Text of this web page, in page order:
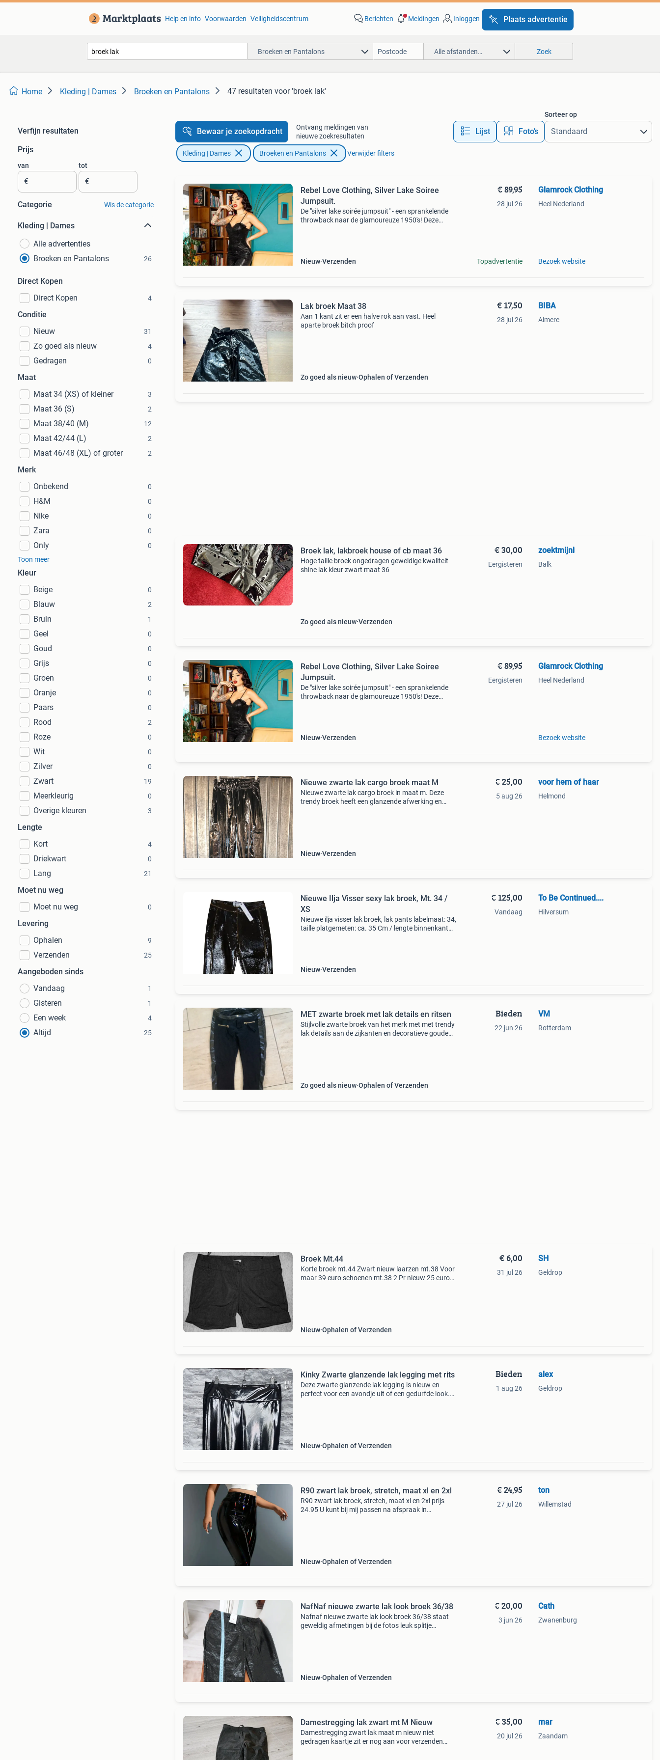
Help en info Voorwaarden Veiligheidscentrum Berichten Meldingen Inloggen Plaats advertentie
Broeken en Pantalons Alle afstanden… Zoek
Home Kleding | Dames Broeken en Pantalons 47 resultaten voor 'broek lak'
Verfijn resultaten
Prijs
van
€
tot
€
Categorie Wis de categorie
Kleding | Dames
Alle advertenties
Broeken en Pantalons
26
Direct Kopen
Direct Kopen
4
Conditie
Nieuw
31
Zo goed als nieuw 4
Gedragen 0
Maat
Maat 34 (XS) of kleiner
3
Maat 36 (S) 2
Maat 38/40 (M) 12
Maat 42/44 (L) 2
Maat 46/48 (XL) of groter 2
Merk
Onbekend
0
H&M 0
Nike 0
Zara 0
Only
0
Toon meer
Kleur
Beige
0
Blauw 2
Bruin 1
Geel 0
Goud 0
Grijs 0
Groen 0
Oranje 0
Paars 0
Rood 2
Roze 0
Wit 0
Zilver 0
Zwart 19
Meerkleurig 0
Overige kleuren 3
Lengte
Kort
4
Driekwart 0
Lang 21
Moet nu weg
Moet nu weg
0
Levering
Ophalen
9
Verzenden 25
Aangeboden sinds
Vandaag
1
Gisteren 1
Een week 4
Altijd 25
Bewaar je zoekopdracht
Ontvang meldingen van
nieuwe zoekresultaten
Lijst Foto’s
Sorteer op
Kleding | Dames Broeken en Pantalons Verwijder filters
Rebel Love Clothing, Silver Lake Soiree
Jumpsuit.
De "silver lake soirée jumpsuit" - een sprankelende
throwback naar de glamoureuze 1950's! Deze
Nieuw Verzenden
€ 89,95
28 jul 26
Topadvertentie
Glamrock Clothing
Heel Nederland
Bezoek website
Lak broek Maat 38
Aan 1 kant zit er een halve rok aan vast. Heel
aparte broek bitch proof
Zo goed als nieuw Ophalen of Verzenden
€ 17,50
28 jul 26
BIBA
Almere
Broek lak, lakbroek house of cb maat 36
Hoge taille broek ongedragen geweldige kwaliteit
shine lak kleur zwart maat 36
Zo goed als nieuw Verzenden
€ 30,00
Eergisteren
zoektmijnl
Balk
Rebel Love Clothing, Silver Lake Soiree
Jumpsuit.
De "silver lake soirée jumpsuit" - een sprankelende
throwback naar de glamoureuze 1950's! Deze
Nieuw Verzenden
€ 89,95
Eergisteren
Glamrock Clothing
Heel Nederland
Bezoek website
Nieuwe zwarte lak cargo broek maat M
Nieuwe zwarte lak cargo broek in maat m. Deze
trendy broek heeft een glanzende afwerking en
Nieuw Verzenden
€ 25,00
5 aug 26
voor hem of haar
Helmond
Nieuwe Ilja Visser sexy lak broek, Mt. 34 /
XS
Nieuwe ilja visser lak broek, lak pants labelmaat: 34,
taille platgemeten: ca. 35 Cm / lengte binnenkant
Nieuw Verzenden
€ 125,00
Vandaag
To Be Continued....
Hilversum
MET zwarte broek met lak details en ritsen
Stijlvolle zwarte broek van het merk met met trendy
lak details aan de zijkanten en decoratieve gouden
Zo goed als nieuw Ophalen of Verzenden
Bieden
22 jun 26
VM
Rotterdam
Broek Mt.44
Korte broek mt.44 Zwart nieuw laarzen mt.38 Voor
maar 39 euro schoenen mt.38 2 Pr nieuw 25 euro
Nieuw Ophalen of Verzenden
€ 6,00
31 jul 26
SH
Geldrop
Kinky Zwarte glanzende lak legging met rits
Deze zwarte glanzende lak legging is nieuw en
perfect voor een avondje uit of een gedurfde look.
Nieuw Ophalen of Verzenden
Bieden
1 aug 26
alex
Geldrop
R90 zwart lak broek, stretch, maat xl en 2xl
R90 zwart lak broek, stretch, maat xl en 2xl prijs
24.95 U kunt bij mij passen na afspraak in
Nieuw Ophalen of Verzenden
€ 24,95
27 jul 26
ton
Willemstad
NafNaf nieuwe zwarte lak look broek 36/38
Nafnaf nieuwe zwarte lak look broek 36/38 staat
geweldig afmetingen bij de fotos leuk splitje
Nieuw Ophalen of Verzenden
€ 20,00
3 jun 26
Cath
Zwanenburg
Damestregging lak zwart mt M Nieuw
Damestregging zwart lak maat m nieuw niet
gedragen kaartje zit er nog aan voor verzenden
€ 35,00
20 jul 26
mar
Zaandam